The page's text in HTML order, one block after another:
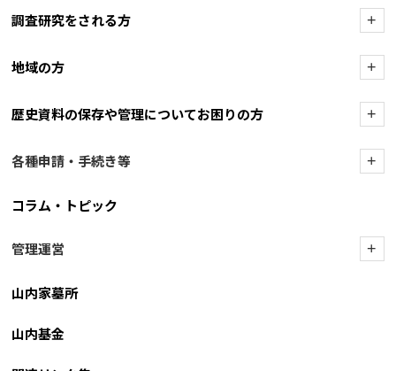
調査研究をされる方 +
地域の方 +
歴史資料の保存や管理についてお困りの方 +
各種申請・手続き等 +
コラム・トピック
管理運営 +
山内家墓所
山内基金